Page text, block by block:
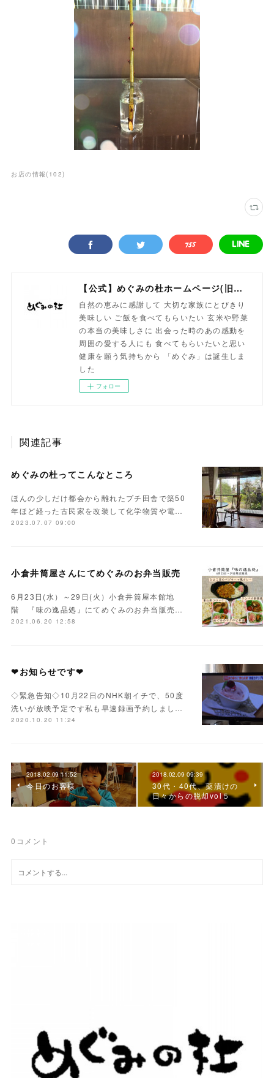
お店の情報( 102)
【公式】めぐみの杜ホームページ(旧自然食工房）
自然の恵みに感謝して 大切な家族にとびきり
美味しい ご飯を食べてもらいたい 玄米や野菜
の本当の美味しさに 出会った時のあの感動を
周囲の愛する人にも 食べてもらいたいと思い
健康を願う気持ちから 「めぐみ」は誕生しま
した
フォロー
関連記事
めぐみの杜ってこんなところ
ほんの少しだけ都会から離れたプチ田舎で築50
年ほど経った古民家を改装して化学物質や電…
2023.07.07 09:00
小倉井筒屋さんにてめぐみのお弁当販売
6月23日(水）～29日(火）小倉井筒屋本館地
階 『味の逸品処』にてめぐみのお弁当販売…
2021.06.20 12:58
❤お知らせです❤
◇緊急告知◇10月22日のNHK朝イチで、50度
洗いが放映予定です私も早速録画予約しまし…
2020.10.20 11:24
2018.02.09 11:52
今日のお客様
2018.02.09 09:39
30代・40代、薬漬けの
日々からの脱却vol５
0 コメント